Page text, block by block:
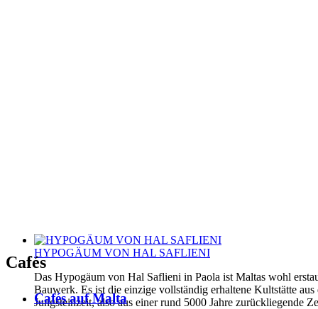
HYPOGÄUM VON HAL SAFLIENI
Das Hypogäum von Hal Saflieni in Paola ist Maltas wohl
Bauwerk. Es ist die einzige vollständig erhaltene Kultstätte aus
Jungsteinzeit, also aus einer rund 5000 Jahre zurückliegende
Cafés
Cafés auf Malta